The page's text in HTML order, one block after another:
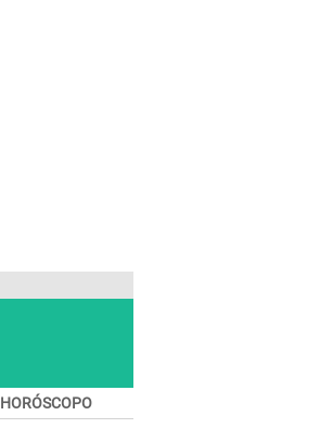
HORÓSCOPO